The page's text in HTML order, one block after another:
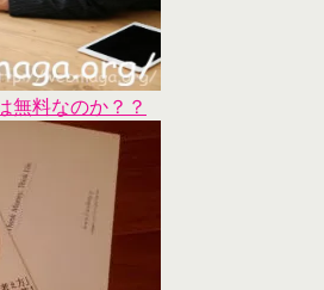
無料なのか？？